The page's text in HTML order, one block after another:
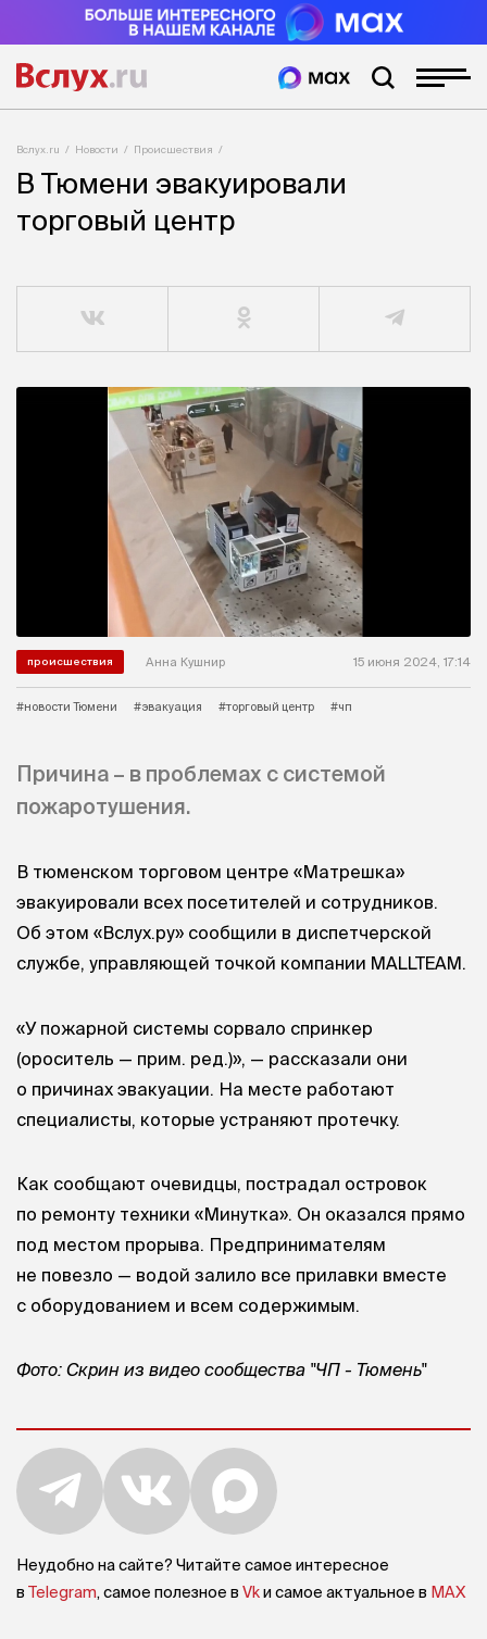
Вслух.ru Новости Происшествия
В Тюмени эвакуировали
торговый центр
происшествия Анна Кушнир 15 июня 2024, 17:14
#новости Тюмени #эвакуация #торговый центр #чп
Причина – в проблемах с системой
пожаротушения.
В тюменском торговом центре «Матрешка»
эвакуировали всех посетителей и сотрудников.
Об этом «Вслух.ру» сообщили в диспетчерской
службе, управляющей точкой компании MALLTEAM.
«У пожарной системы сорвало спринкер
(ороситель — прим. ред.)», — рассказали они
о причинах эвакуации. На месте работают
специалисты, которые устраняют протечку.
Как сообщают очевидцы, пострадал островок
по ремонту техники «Минутка». Он оказался прямо
под местом прорыва. Предпринимателям
не повезло — водой залило все прилавки вместе
с оборудованием и всем содержимым.
Фото: Скрин из видео сообщества "ЧП - Тюмень"
Неудобно на сайте? Читайте самое интересное
в Telegram, самое полезное в Vkи самое актуальное в MAX